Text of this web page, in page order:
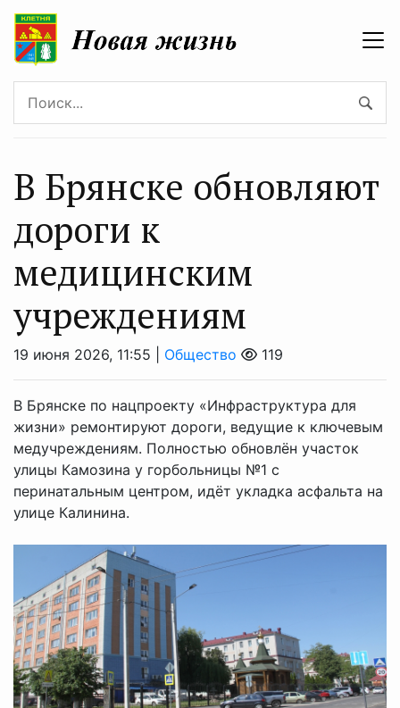
В Брянске обновляют
дороги к
медицинским
учреждениям
19 июня 2026, 11:55 | Общество 119
В Брянске по нацпроекту «Инфраструктура для
жизни» ремонтируют дороги, ведущие к ключевым
медучреждениям. Полностью обновлён участок
улицы Камозина у горбольницы №1 с
перинатальным центром, идёт укладка асфальта на
улице Калинина.